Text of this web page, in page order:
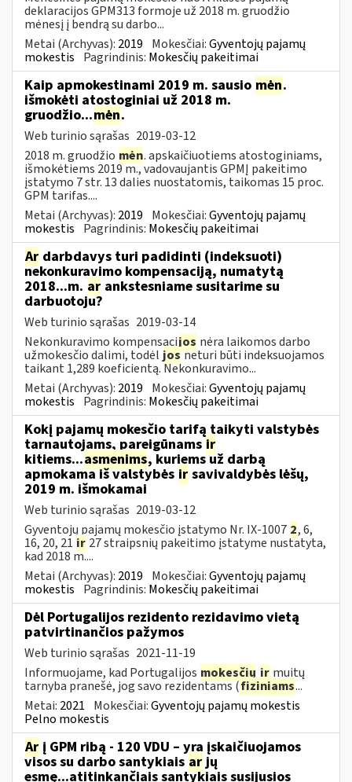
deklaracijos GPM313 formoje už 2018 m. gruodžio
mėnesį į bendrą su darbo...
Metai (Archyvas): 2019 Mokesčiai:Gyventojų pajamų
mokestis Pagrindinis: Mokesčių pakeitimai
Kaip apmokestinami 2019 m. sausio mėn.
išmokėti atostoginiai už 2018 m.
gruodžio...mėn.
Web turinio sąrašas 2019-03-12
2018 m. gruodžio mėn. apskaičiuotiems atostoginiams,
išmokėtiems 2019 m., vadovaujantis GPMĮ pakeitimo
įstatymo 7 str. 13 dalies nuostatomis, taikomas 15 proc.
GPM tarifas....
Metai (Archyvas): 2019 Mokesčiai:Gyventojų pajamų
mokestis Pagrindinis: Mokesčių pakeitimai
Ar darbdavys turi padidinti (indeksuoti)
nekonkuravimo kompensaciją, numatytą
2018...m. ar ankstesniame susitarime su
darbuotoju?
Web turinio sąrašas 2019-03-14
Nekonkuravimo kompensacijos nėra laikomos darbo
užmokesčio dalimi, todėl josneturi būti indeksuojamos
taikant 1,289 koeficientą. Nekonkuravimo...
Metai (Archyvas): 2019 Mokesčiai:Gyventojų pajamų
mokestis Pagrindinis: Mokesčių pakeitimai
Kokį pajamų mokesčio tarifą taikyti valstybės
tarnautojams, pareigūnams ir
kitiems...asmenims, kuriems už darbą
apmokama iš valstybės ir savivaldybės lėšų,
2019 m. išmokamai
Web turinio sąrašas 2019-03-12
Gyventojų pajamų mokesčio įstatymo Nr. IX-1007 2, 6,
16, 20, 21 ir 27 straipsnių pakeitimo įstatyme nustatyta,
kad 2018 m....
Metai (Archyvas): 2019 Mokesčiai:Gyventojų pajamų
mokestis Pagrindinis: Mokesčių pakeitimai
Dėl Portugalijos rezidento rezidavimo vietą
patvirtinančios pažymos
Web turinio sąrašas 2021-11-19
Informuojame, kad Portugalijos mokesčių ir muitų
tarnyba pranešė, jog savo rezidentams (fiziniams...
Metai: 2021 Mokesčiai:Gyventojų pajamų mokestis
Pelno mokestis
Ar į GPM ribą - 120 VDU – yra įskaičiuojamos
visos su darbo santykiais arjų
esmę...atitinkančiais santykiais susijusios